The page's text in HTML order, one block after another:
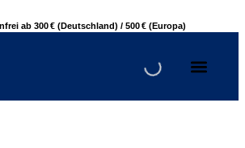
ab 300 € (Deutschland) / 500 € (Europa)